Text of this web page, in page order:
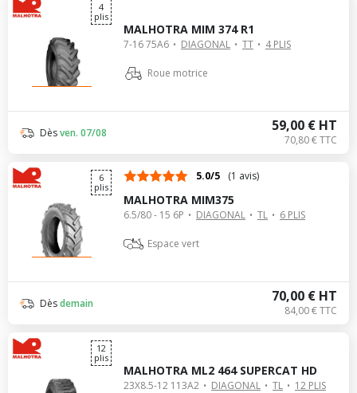
4
plis
MALHOTRA MIM 374 R1
7-16 75A6 DIAGONAL TT 4 PLIS
Roue motrice
59,00 € HT
70,80 € TTC
Dèsven. 07/08
6
plis
5.0/5 (1 avis)
MALHOTRA MIM375
6.5/80 - 15 6P DIAGONAL TL 6 PLIS
Espace vert
70,00 € HT
84,00 € TTC
Dèsdemain
12
plis
MALHOTRA ML2 464 SUPERCAT HD
23X8.5-12 113A2 DIAGONAL TL 12 PLIS